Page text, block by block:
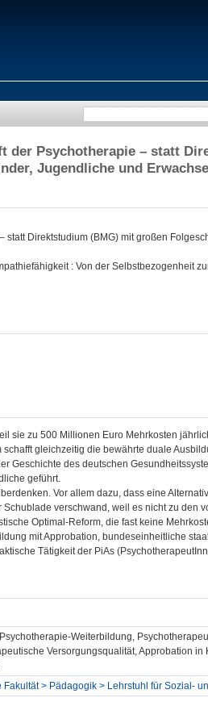
der Psychotherapie – statt
Jugendliche und
Direktstudium (BMG) mit großen
: Von der Selbstbezogenheit
sie zu 500 Millionen Euro Mehrkosten
gleichzeitig die bewährte duale
Geschichte des deutschen
geführt.
Vor allem dazu, dass eine
verschwand, weil es nicht zu den
Optimal-Reform, die fast keine
mit Approbation, bundeseinheitliche
Tätigkeit der PiAs
Weiterbildung,
Versorgungsqualität, Approbation in
> Pädagogik > Lehrstuhl für Sozial-